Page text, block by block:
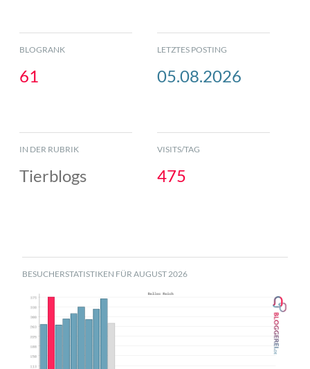
BLOGRANK
61
LETZTES POSTING
05.08.2026
IN DER RUBRIK
Tierblogs
VISITS/TAG
475
BESUCHERSTATISTIKEN FÜR AUGUST 2026